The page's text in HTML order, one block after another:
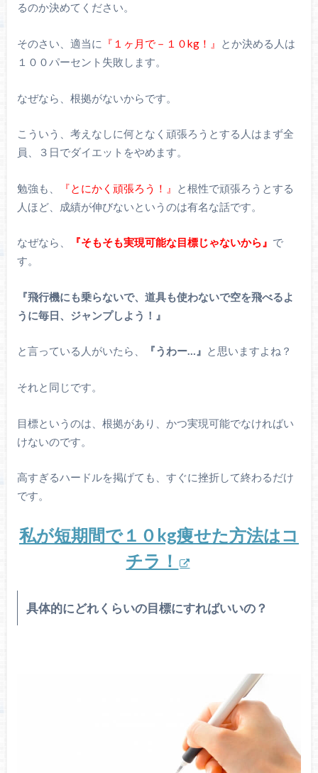
るのか決めてください。
そのさい、適当に 『１ヶ月で－１０kg！』
とか決める人は
１００パーセント失敗します。
なぜなら、根拠がないからです。
こういう、考えなしに何となく頑張ろうとする人はまず全
員、３日でダイエットをやめます。
勉強も、 『とにかく頑張ろう！』
と根性で頑張ろうとする
人ほど、成績が伸びないというのは有名な話です。
なぜなら、 『そもそも実現可能な目標じゃないから』 で
す。
『飛行機にも乗らないで、道具も使わないで空を飛べるよ
うに毎日、ジャンプしよう！』
と言っている人がいたら、 『うわー…』 と思いますよね？
それと同じです。
目標というのは、根拠があり、かつ実現可能でなければい
けないのです。
高すぎるハードルを掲げても、すぐに挫折して終わるだけ
です。
私が短期間で１０kg痩せた方法はコ
チラ！
具体的にどれくらいの目標にすればいいの？